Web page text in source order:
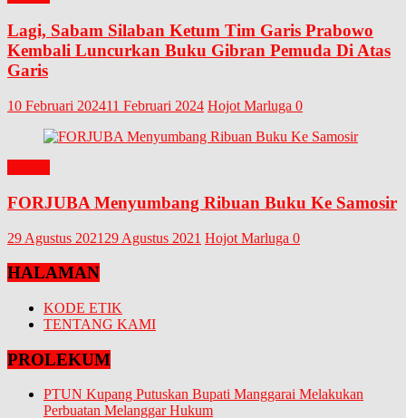
Lagi, Sabam Silaban Ketum Tim Garis Prabowo
Kembali Luncurkan Buku Gibran Pemuda Di Atas
Garis
10 Februari 202411 Februari 2024 Hojot Marluga 0
FORJUBA Menyumbang Ribuan Buku Ke Samosir
29 Agustus 2021 29 Agustus 2021 Hojot Marluga 0
HALAMAN
KODE ETIK
TENTANG KAMI
PROLEKUM
PTUN Kupang Putuskan Bupati Manggarai Melakukan
Perbuatan Melanggar Hukum